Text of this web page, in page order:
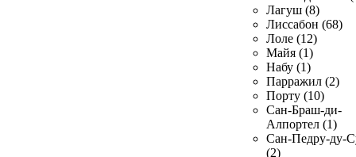
Лагуш (8)
Лиссабон (68)
Лоле (12)
Майя (1)
Набу (1)
Парражил (2)
Порту (10)
Сан-Браш-ди-
Алпортел (1)
Сан-Педру-ду-
(2)